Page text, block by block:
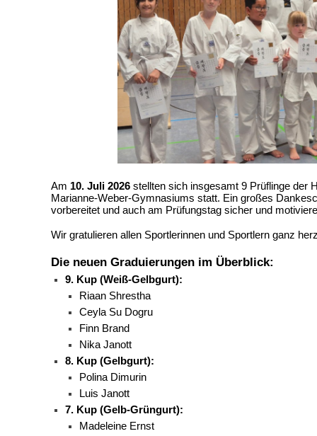
Am 10. Juli 2026stellten sich insgesamt 9 Prüflinge der
Marianne-Weber-Gymnasiums statt. Ein großes
vorbereitet und auch am Prüfungstag sicher und
Wir gratulieren allen Sportlerinnen und Sportlern ganz
Die neuen Graduierungen im Überblick:
9. Kup (Weiß-Gelbgurt):
Riaan Shrestha
Ceyla Su Dogru
Finn Brand
Nika Janott
8. Kup (Gelbgurt):
Polina Dimurin
Luis Janott
7. Kup (Gelb-Grüngurt):
Madeleine Ernst